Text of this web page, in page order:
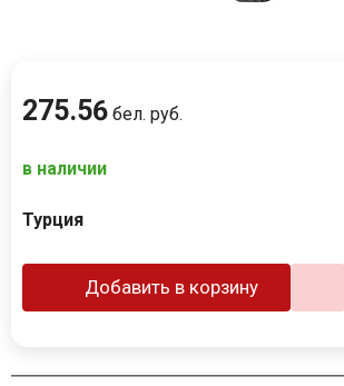
275.56 бел. руб.
в наличии
Турция
Добавить в корзину